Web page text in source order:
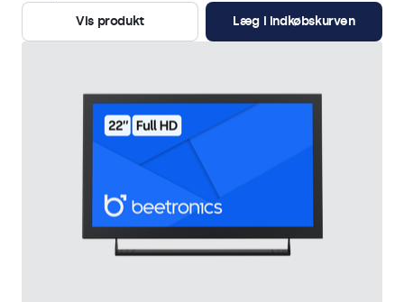
Vis produkt
Læg i indkøbskurven